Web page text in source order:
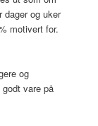
dager og uker
motivert for.
og
vare på